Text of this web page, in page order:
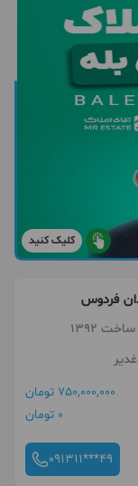
کلیک کنید
750,000,000 تومان
0 تومان
091311***49